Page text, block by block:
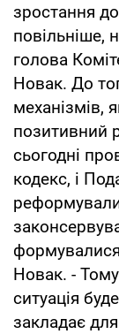
зростання
повільніше,
голова
Новак. До
механізмів,
позитивний
сьогодні
кодекс, і
Новак. -
ситуація
закладає